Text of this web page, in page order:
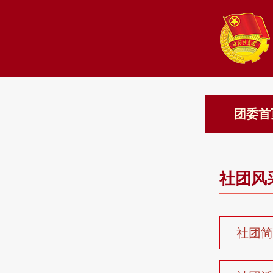
团委
社团风
社团